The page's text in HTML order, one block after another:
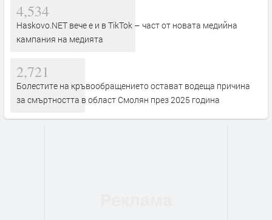
4,534
Haskovo.NET вече е и в TikTok – част от новата медийна
кампания на медията
2,721
Болестите на кръвообращението остават водеща причина
за смъртността в област Смолян през 2025 година